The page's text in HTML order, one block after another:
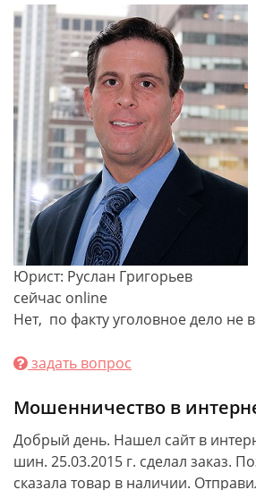
Юрист: Руслан Григорьев
сейчас online
Нет, по факту уголовное дело не
задать вопрос
Мошенничество в
Добрый день. Нашел сайт в
шин. 25.03.2015 г. сделал заказ.
сказала товар в наличии.